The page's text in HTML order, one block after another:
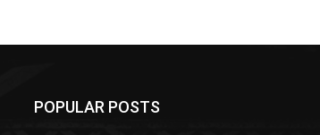
POPULAR POSTS